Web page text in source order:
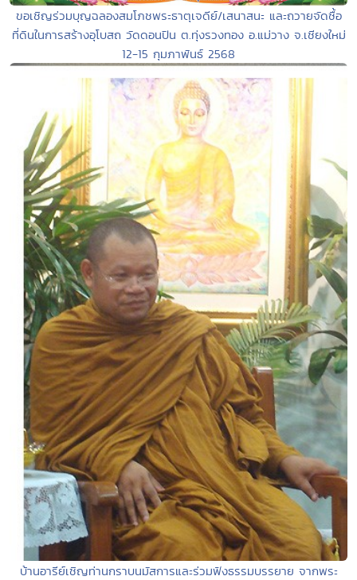
ขอเชิญร่วมบุญฉลองสมโภชพระธาตุเจดีย์/เสนาสนะ และถวายจัดซื้อ
ที่ดินในการสร้างอุโบสถ วัดดอนปิน ต.ทุ่งรวงทอง อ.แม่วาง จ.เชียงใหม่
12-15 กุมภาพันธ์ 2568
บ้านอารีย์เชิญท่านกราบนมัสการและร่วมฟังธรรมบรรยาย จากพระ